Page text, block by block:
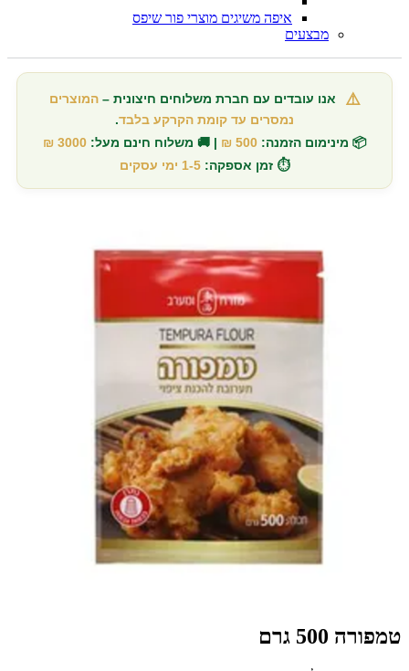
איפה משיגים מוצרי פור שיפס
מבצעים
⚠️ אנו עובדים עם חברת משלוחים חיצונית –המוצרים
נמסרים עד קומת הקרקע בלבד.
📦 מינימום הזמנה: 500 ₪ | 🚚 משלוח חינם מעל: 3000 ₪
⏱️ זמן אספקה: 1-5 ימי עסקים
טמפורה 500 גרם